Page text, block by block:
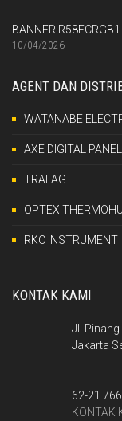
BANNER R58ECRGB1
10/04/2026
AGENT DAN
WATANABE
AXE DIGITAL
TRAFAG
OPTEX
RKC INSTRUMENT
KONTAK KAMI
Jl.
Jakarta
62-21
KONTAK